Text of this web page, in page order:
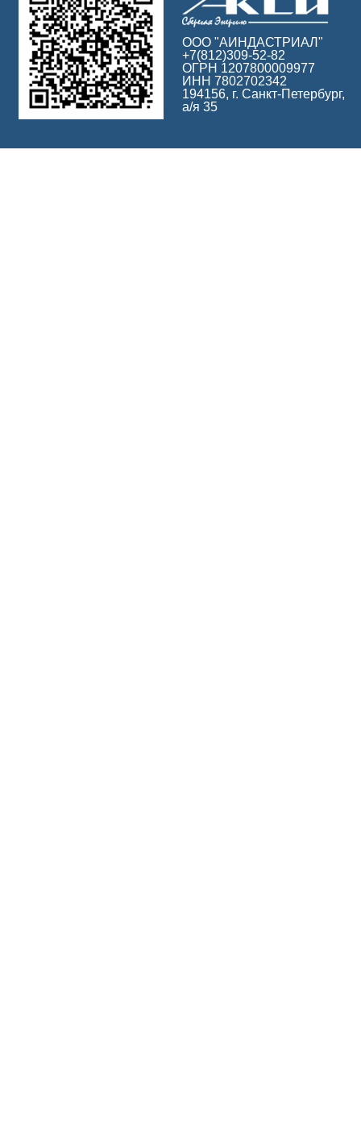
ООО "АИНДАСТРИАЛ"
+7(812)309-52-82
ОГРН 1207800009977
ИНН 7802702342
194156, г. Санкт-Петербург,
а/я 35